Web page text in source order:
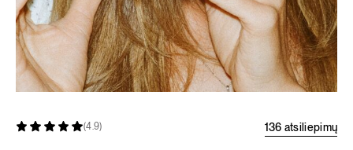
(4.9) 136 atsiliepimų